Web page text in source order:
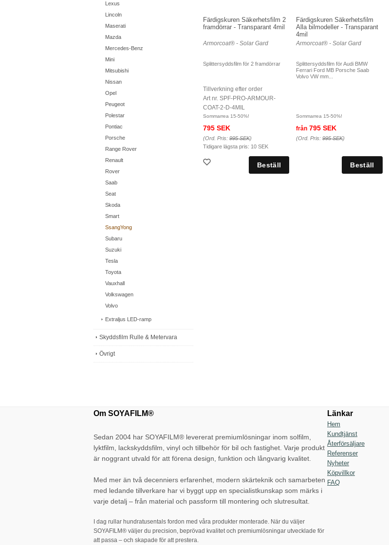
Lexus
Lincoln
Maserati
Mazda
Mercedes-Benz
Mini
Mitsubishi
Nissan
Opel
Peugeot
Polestar
Pontiac
Porsche
Range Rover
Renault
Rover
Saab
Seat
Skoda
Smart
SsangYong
Subaru
Suzuki
Tesla
Toyota
Vauxhall
Volkswagen
Volvo
Extraljus LED-ramp
Skyddsfilm Rulle & Metervara
Övrigt
Färdigskuren Säkerhetsfilm 2
framdörrar - Transparant 4mil
Armorcoat® - Solar Gard
Splittersyddsfilm för 2 framdörrar
Tillverkning efter order
Art nr. SPF-PRO-ARMOUR-
COAT-2-D-4MIL
Sommarrea 15-50%!
795 SEK
(Ord. Pris: 995 SEK)
Tidigare lägsta pris: 10 SEK
Färdigskuren Säkerhetsfilm
Alla bilmodeller - Transparant
4mil
Armorcoat® - Solar Gard
Splittersyddsfilm för Audi BMW
Ferrari Ford MB Porsche Saab
Volvo VW mm...
Sommarrea 15-50%!
från 795 SEK
(Ord. Pris:995 SEK)
Om SOYAFILM®
Sedan 2004 har SOYAFILM® levererat premiumlösningar inom solfilm,
lyktfilm, lackskyddsfilm, vinyl och tillbehör för bil och fastighet. Varje produkt
är noggrant utvald för att förena design, funktion och långvarig kvalitet.
Med mer än två decenniers erfarenhet, modern skärteknik och samarbeten
med ledande tillverkare har vi byggt upp en specialistkunskap som märks i
varje detalj – från material och passform till montering och slutresultat.
I dag rullar hundratusentals fordon med våra produkter monterade. När du väljer
SOYAFILM® väljer du precision, beprövad kvalitet och premiumlösningar utvecklade för
att passa – och skapade för att prestera.
Länkar
Hem
Kundtjänst
Återförsäljare
Referenser
Nyheter
Köpvillkor
FAQ